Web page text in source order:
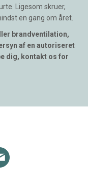
Ligesom skruer,
en gang om året.
brandventilation,
af en autoriseret
dig, kontakt os for